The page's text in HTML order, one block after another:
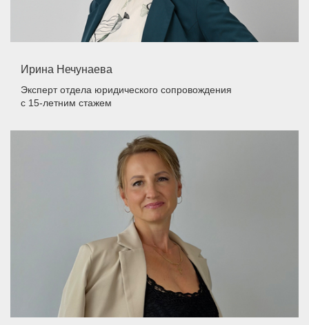
Ирина Нечунаева
Эксперт отдела юридического сопровождения
с 15-летним стажем